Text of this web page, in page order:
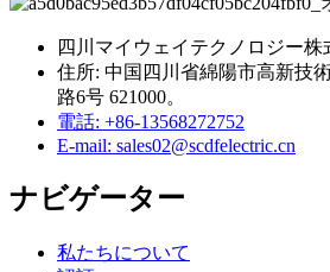
四川マイウェイテクノロジー株
住所: 中国四川省綿陽市高新技
路6号 621000。
電話: +86-13568272752
E-mail: sales02@scdfelectric.cn
ナビゲーター
私たちについて